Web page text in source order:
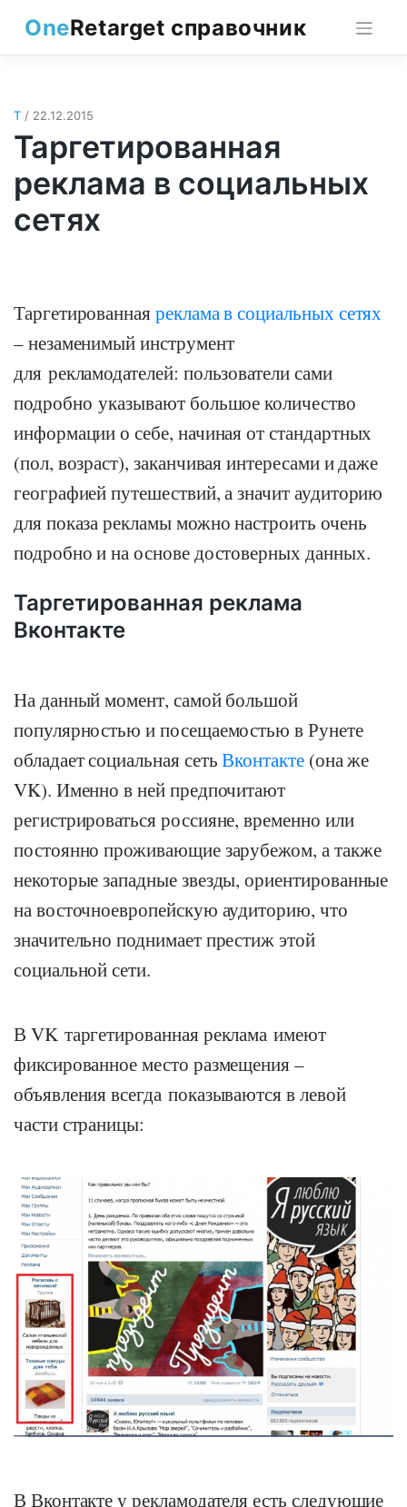
contentOneRetarget справочник
Т / 22.12.2015
Таргетированная
реклама в социальных
сетях
Таргетированнаяреклама в социальных сетях
– незаменимый инструмент
для рекламодателей: пользователи сами
подробно указывают большое количество
информации о себе, начиная от стандартных
(пол, возраст), заканчивая интересами и даже
географией путешествий, а значит аудиторию
для показа рекламы можно настроить очень
подробно и на основе достоверных данных.
Таргетированная реклама
Вконтакте
На данный момент, самой большой
популярностью и посещаемостью в Рунете
обладает социальная сетьВконтакте(она же
VK). Именно в ней предпочитают
регистрироваться россияне, временно или
постоянно проживающие зарубежом, а также
некоторые западные звезды, ориентированные
на восточноевропейскую аудиторию, что
значительно поднимает престиж этой
социальной сети.
В VK таргетированная реклама имеют
фиксированное место размещения –
объявления всегда показываются в левой
части страницы:
В Вконтакте у рекламодателя есть следующие